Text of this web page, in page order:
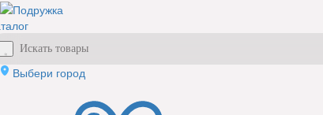
Выбери город